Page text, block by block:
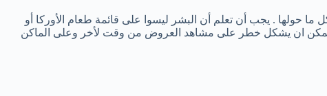
ما حولها . يجب أن تعلم أن البشر ليسوا على قائمة طعام الأوركا أو
يمكن ان يشكل خطر على مشاهد العروض من وقت لأخر وعلى الماكن